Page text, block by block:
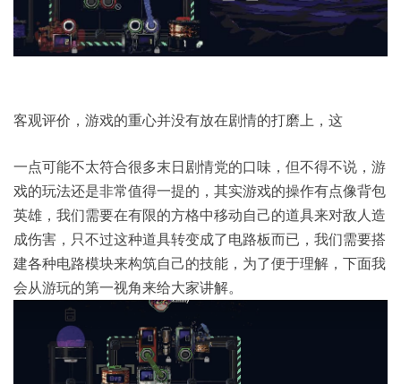
客观评价，游戏的重心并没有放在剧情的打磨上，这
一点可能不太符合很多末日剧情党的口味，但不得不说，游
戏的玩法还是非常值得一提的，其实游戏的操作有点像背包
英雄，我们需要在有限的方格中移动自己的道具来对敌人造
成伤害，只不过这种道具转变成了电路板而已，我们需要搭
建各种电路模块来构筑自己的技能，为了便于理解，下面我
会从游玩的第一视角来给大家讲解。